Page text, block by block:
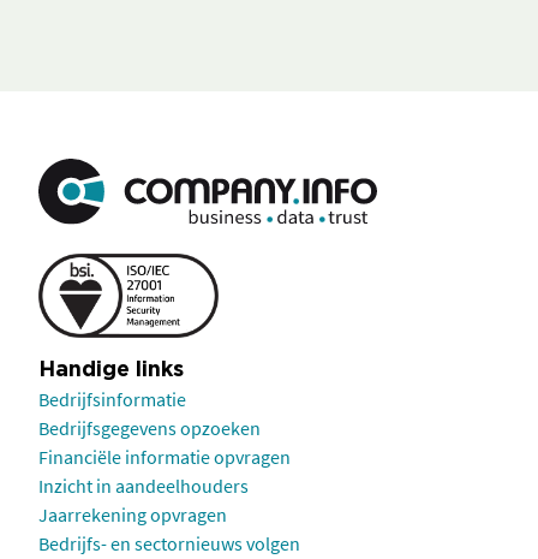
Handige links
Bedrijfsinformatie
Bedrijfsgegevens opzoeken
Financiële informatie opvragen
Inzicht in aandeelhouders
Jaarrekening opvragen
Bedrijfs- en sectornieuws volgen